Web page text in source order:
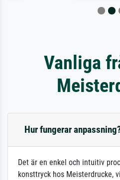
Vanliga
Hur fungerar
Det är en enkel och intuitiv
konsttryck hos Meisterdrucke,